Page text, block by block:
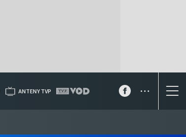
ANTENY TVP ...